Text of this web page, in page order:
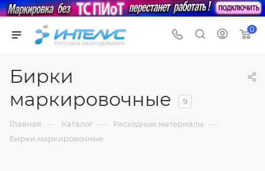
0
Бирки
маркировочные
9
Главная — Каталог — Расходные материалы —
Бирки маркировочные